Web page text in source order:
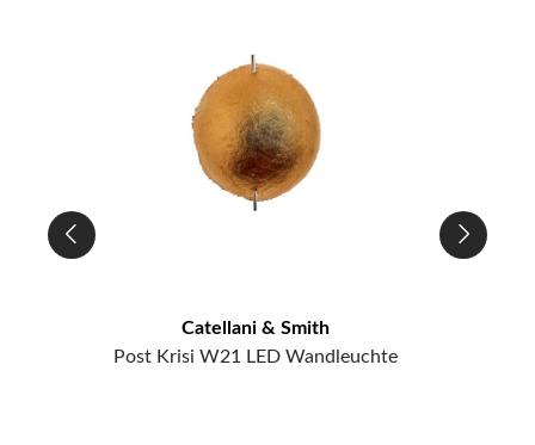
Catellani & Smith
Post Krisi W21 LED Wandleuchte